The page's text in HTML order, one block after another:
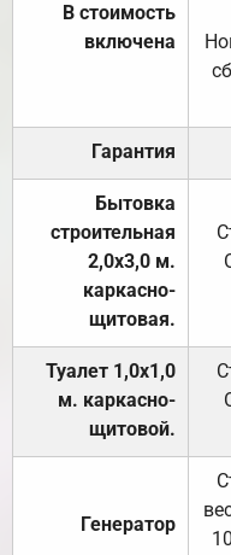
В стоимость
включена
Гарантия
Бытовка
строительная
2,0х3,0 м.
каркасно-
щитовая.
Туалет 1,0х1,0
м. каркасно-
щитовой.
Генератор